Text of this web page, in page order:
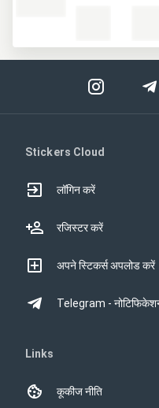
Stickers Cloud
लॉगिन करें
रजिस्टर करें
अपने स्टिकर्स अपलोड करें
Telegram -
Links
कूकीज नीति